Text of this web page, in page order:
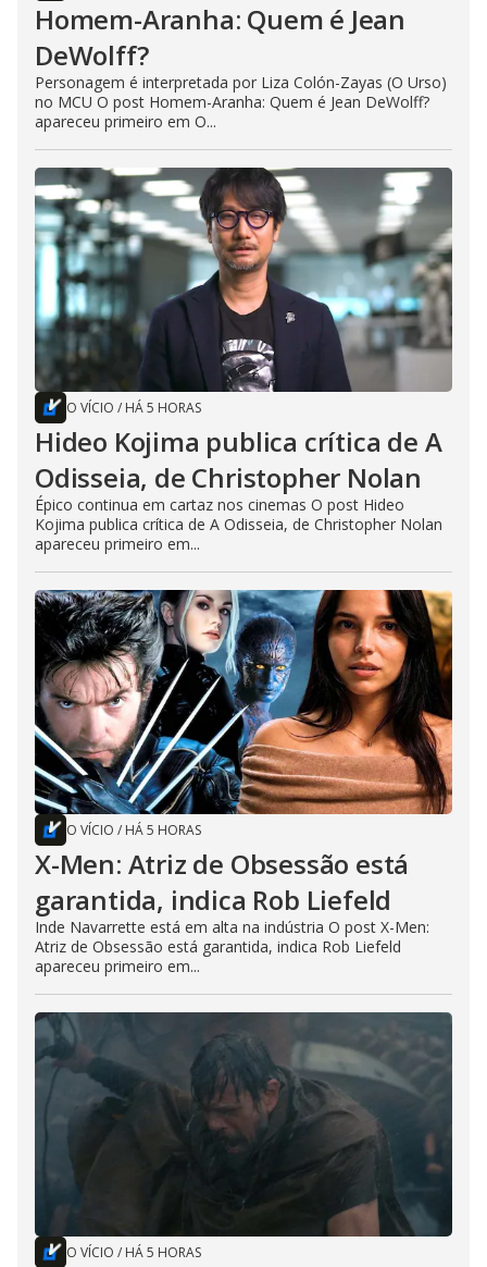
Homem-Aranha: Quem é Jean
DeWolff?
Personagem é interpretada por Liza Colón-Zayas (O Urso)
no MCU O post Homem-Aranha: Quem é Jean DeWolff?
apareceu primeiro em O...
O VÍCIO / HÁ 5 HORAS
Hideo Kojima publica crítica de A
Odisseia, de Christopher Nolan
Épico continua em cartaz nos cinemas O post Hideo
Kojima publica crítica de A Odisseia, de Christopher Nolan
apareceu primeiro em...
O VÍCIO / HÁ 5 HORAS
X-Men: Atriz de Obsessão está
garantida, indica Rob Liefeld
Inde Navarrette está em alta na indústria O post X-Men:
Atriz de Obsessão está garantida, indica Rob Liefeld
apareceu primeiro em...
O VÍCIO / HÁ 5 HORAS